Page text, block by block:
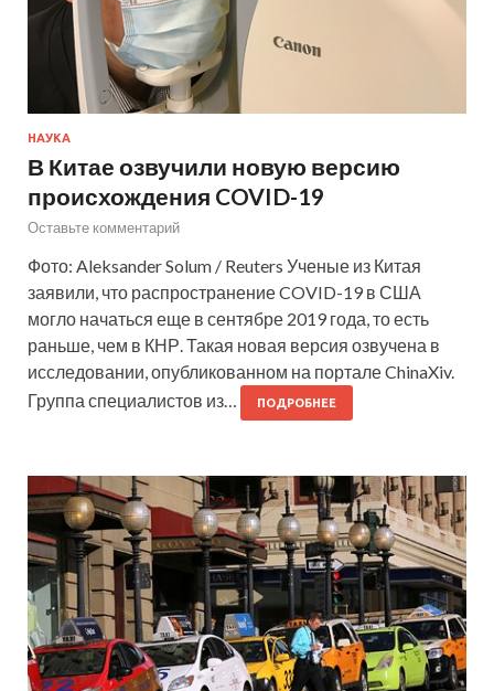
НАУКА
В Китае озвучили новую версию
происхождения COVID-19
Оставьте комментарий
Фото: Aleksander Solum / Reuters Ученые из Китая
заявили, что распространение COVID-19 в США
могло начаться еще в сентябре 2019 года, то есть
раньше, чем в КНР. Такая новая версия озвучена в
исследовании, опубликованном на портале ChinaXiv.
Группа специалистов из…
ПОДРОБНЕЕ